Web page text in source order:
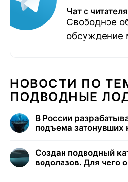
Чат с
Свободное
обсуждение
НОВОСТИ ПО
ПОДВОДНЫЕ
В России
подъема затонувших
Создан подводный
водолазов. Для чего